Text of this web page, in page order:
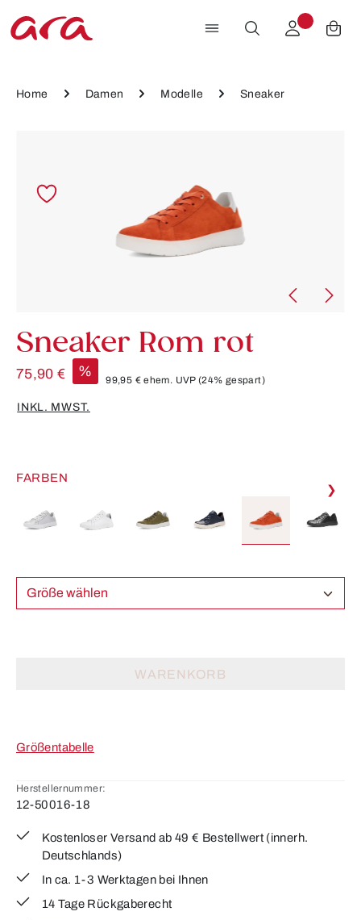
Zum Hauptinhalt springen
Home Damen Modelle Sneaker
Sneaker Rom rot
75,90 € %
99,95 €ehem. UVP(24% gespart)
INKL. MWST.
FARBEN
❯
Größe wählen
WARENKORB
Größentabelle
Herstellernummer:
12-50016-18
Kostenloser Versand ab 49 € Bestellwert (innerh.
Deutschlands)
In ca. 1-3 Werktagen bei Ihnen
14 Tage Rückgaberecht